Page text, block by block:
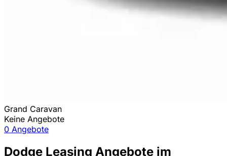
Grand Caravan
Keine Angebote
0 Angebote
Dodge Leasing Angebote im